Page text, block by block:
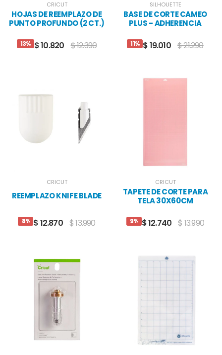
CRICUT
HOJAS DE REEMPLAZO DE
PUNTO PROFUNDO (2 CT.)
13% $ 10.820 $ 12.390
SILHOUETTE
BASE DE CORTE CAMEO
PLUS - ADHERENCIA
11% $ 19.010 $ 21.290
CRICUT
REEMPLAZO KNIFE BLADE
8% $ 12.870 $ 13.990
CRICUT
TAPETE DE CORTE PARA
TELA 30X60CM
9% $ 12.740 $ 13.990